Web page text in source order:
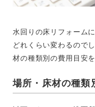
水回りの床リフォーム
どれくらい変わるので
材の種類別の費用目安を
場所・床材の種類